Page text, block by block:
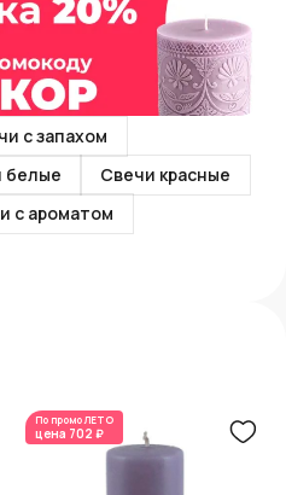
с запахом
белые
Свечи красные
с ароматом
По промоЛЕТО
цена 702 ₽